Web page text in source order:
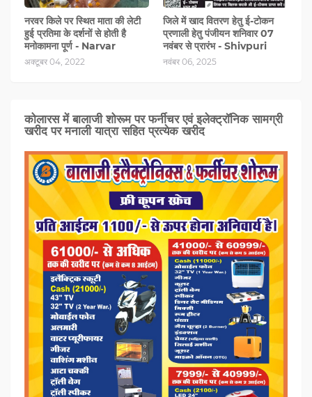
नरवर किले पर स्थित माता की लेटी
हुई प्रतिमा के दर्शनों से होती है
मनोकामना पूर्ण - Narvar
अक्टूबर 04, 2022
जिले में खाद वितरण हेतु ई-टोकन
प्रणाली हेतु पंजीयन शनिवार 07
नवंबर से प्रारंभ - Shivpuri
नवंबर 06, 2025
कोलारस में बालाजी शोरूम पर फर्नीचर एवं इलेक्ट्रॉनिक सामग्री
खरीद पर मनाली यात्रा सहित प्रत्‍येक खरीद